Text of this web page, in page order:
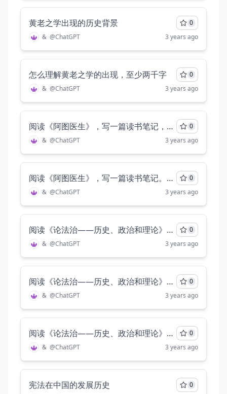
黄老之学出现的历史背景
0
& @ChatGPT 3 years ago
怎么理解黄老之学的出现，至少两千字
0
& @ChatGPT 3 years ago
阅读《阿图医生》，写一篇读书笔记，要求包括以下内容，题目，开头，引述原文，写明观点，论证观点，总结，至少三千字
0
& @ChatGPT 3 years ago
阅读《阿图医生》，写一篇读书笔记。要求包括以下内容，题目，开头，引述原文，写明观点，论证观点，总结。至少三千字
0
& @ChatGPT 3 years ago
阅读《论法治——历史、政治和理论》的前五章，围绕“欧美自由主义的法治”为中心，对其分析讨论
0
& @ChatGPT 3 years ago
阅读《论法治——历史、政治和理论》的前五章，围绕“欧美自由主义法治”为中心，选择一个论点着重讨论自由主义，并且同中国特色社会主义法治中个人自由的内容，重点是讨论欧美自由主义，至少两千字
0
& @ChatGPT 3 years ago
阅读《论法治——历史、政治和理论》的前五章，围绕“欧美自由主义法治”为中心，选择一个论点着重讨论自由主义，并且同中国特色社会主义法治中个人自由的内容，重点是讨论欧美自由主义，至少两千字
0
& @ChatGPT 3 years ago
宪法在中国的发展历史
0